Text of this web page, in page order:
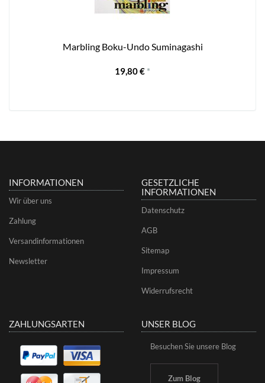
Marbling Boku-Undo Suminagashi
19,80 € *
INFORMATIONEN
Wir über uns
Zahlung
Versandinformationen
Newsletter
GESETZLICHE
INFORMATIONEN
Datenschutz
AGB
Sitemap
Impressum
Widerrufsrecht
ZAHLUNGSARTEN UNSER BLOG
Besuchen Sie unsere Blog
Zum Blog